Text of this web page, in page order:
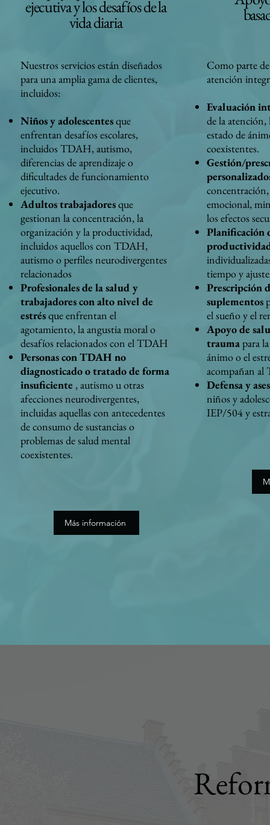
ejecutiva y los desafíos de la
vida diaria
Nuestros servicios están diseñados
para una amplia gama de clientes,
incluidos:
Niños y adolescentesque
enfrentan desafíos escolares,
incluidos TDAH, autismo,
diferencias de aprendizaje o
dificultades de funcionamiento
ejecutivo.
Adultos trabajadoresque
gestionan la concentración, la
organización y la productividad,
incluidos aquellos con TDAH,
autismo o perfiles neurodivergentes
relacionados
Profesionales de la salud y
trabajadores con alto nivel de
estrésque enfrentan el
agotamiento, la angustia moral o
desafíos relacionados con el TDAH
Personas con TDAH no
diagnosticado o tratado de forma
insuficiente , autismo u otras
afecciones neurodivergentes,
incluidas aquellas con antecedentes
de consumo de sustancias o
problemas de salud mental
coexistentes.
Más información
Como parte
atención
Evaluación
de la
estado de
coexistentes.
Gestión/
emocional,
los efectos
Planificación
tiempo y
Prescripción
suplementos
el sueño y el
Apoyo de
traumapara
ánimo o el
acompañan
Defensa y
niños y
IEP/504 y